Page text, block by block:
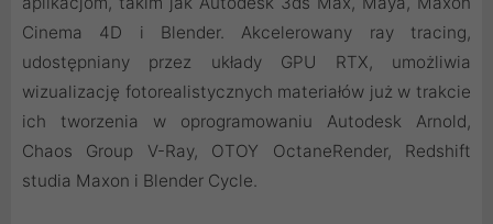
Cinema 4D i Blender. Akcelerowany ray tracing,
udostępniany przez układy GPU RTX, umożliwia
wizualizację fotorealistycznych materiałów już w trakcie
ich tworzenia w oprogramowaniu Autodesk Arnold,
Chaos Group V-Ray, OTOY OctaneRender, Redshift
studia Maxon i Blender Cycle.